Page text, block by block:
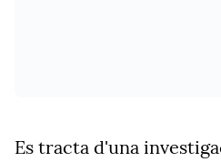
Es tracta d'una